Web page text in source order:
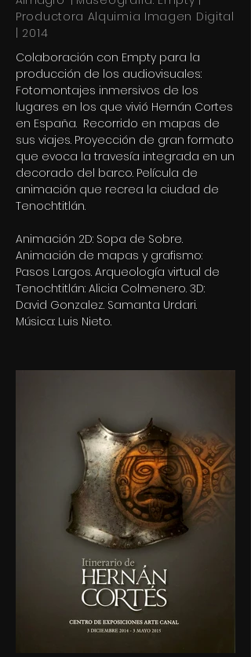
Productora Alquimia Imagen Digital
| 2014
Colaboración con Empty para la
producción de los audiovisuales:
Fotomontajes inmersivos de los
lugares en los que vivió Hernán Cortes
en España. Recorrido en mapas de
sus viajes. Proyección de gran formato
que evoca la travesía integrada en un
decorado del barco. Película de
animación que recrea la ciudad de
Tenochtitlán.
Animación 2D: Sopa de Sobre.
Animación de mapas y grafismo:
Pasos Largos. Arqueología virtual de
Tenochtitlán: Alicia Colmenero. 3D:
David Gonzalez. Samanta Urdari.
Música: Luis Nieto.